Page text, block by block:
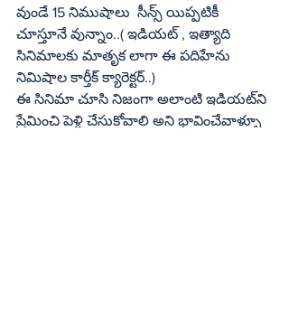
వుండే 15 నిముషాలు  సీన్స్‌ యిప్పటికీ
చూస్తూనే వున్నాం..( ఇడియట్‌ , ఇత్యాది
సినిమాలకు మాతృక లాగా ఈ పదిహేను
నిమిషాల కార్తీక్‌ క్యారెక్టర్‌..)
ఈ సినిమా చూసి నిజంగా అలాంటి ఇడియట్‌ని
ప్రేమించి పెళ్లి చేసుకోవాలి అని భావించేవాళ్ళూ